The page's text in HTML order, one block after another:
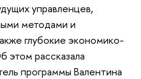
управленцев,
методами и
глубокие экономико-
этом рассказала
программы Валентина